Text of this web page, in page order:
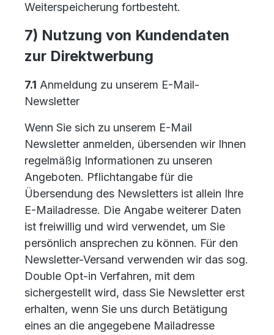
Weiterspeicherung fortbesteht.
7) Nutzung von Kundendaten
zur Direktwerbung
7.1 Anmeldung zu unserem E-Mail-
Newsletter
Wenn Sie sich zu unserem E-Mail
Newsletter anmelden, übersenden wir Ihnen
regelmäßig Informationen zu unseren
Angeboten. Pflichtangabe für die
Übersendung des Newsletters ist allein Ihre
E-Mailadresse. Die Angabe weiterer Daten
ist freiwillig und wird verwendet, um Sie
persönlich ansprechen zu können. Für den
Newsletter-Versand verwenden wir das sog.
Double Opt-in Verfahren, mit dem
sichergestellt wird, dass Sie Newsletter erst
erhalten, wenn Sie uns durch Betätigung
eines an die angegebene Mailadresse